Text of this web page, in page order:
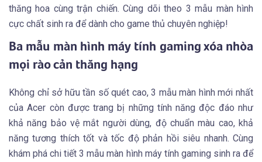
thăng hoa cùng trận chiến. Cùng dõi theo 3 mẫu màn hình
cực chất sinh ra để dành cho game thủ chuyên nghiệp!
Ba mẫu màn hình máy tính gaming xóa nhòa
mọi rào cản thăng hạng
Không chỉ sở hữu tần số quét cao, 3 mẫu màn hình mới nhất
của Acer còn được trang bị những tính năng độc đáo như
khả năng bảo vệ mắt người dùng, độ chuẩn màu cao, khả
năng tương thích tốt và tốc độ phản hồi siêu nhanh. Cùng
khám phá chi tiết 3 mẫu màn hình máy tính gaming sinh ra để